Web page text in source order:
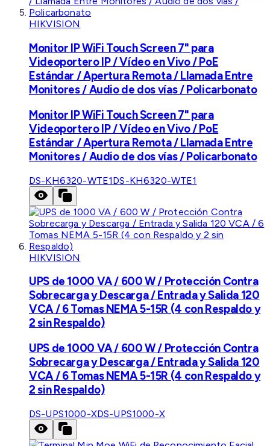
HIKVISION
Monitor IP WiFi Touch Screen 7" para
Videoportero IP / Vídeo en Vivo / PoE
Estándar / Apertura Remota / Llamada Entre
Monitores / Audio de dos vías / Policarbonato
Monitor IP WiFi Touch Screen 7" para
Videoportero IP / Vídeo en Vivo / PoE
Estándar / Apertura Remota / Llamada Entre
Monitores / Audio de dos vías / Policarbonato
DS-KH6320-WTE1DS-KH6320-WTE1
HIKVISION
UPS de 1000 VA / 600 W / Protección Contra
Sobrecarga y Descarga / Entrada y Salida 120
VCA / 6 Tomas NEMA 5-15R (4 con Respaldo y
2 sin Respaldo)
UPS de 1000 VA / 600 W / Protección Contra
Sobrecarga y Descarga / Entrada y Salida 120
VCA / 6 Tomas NEMA 5-15R (4 con Respaldo y
2 sin Respaldo)
DS-UPS1000-XDS-UPS1000-X